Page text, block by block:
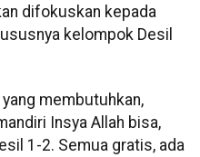
difokuskan kepada
kelompok Desil
membutuhkan,
Insya Allah bisa,
1-2. Semua gratis, ada